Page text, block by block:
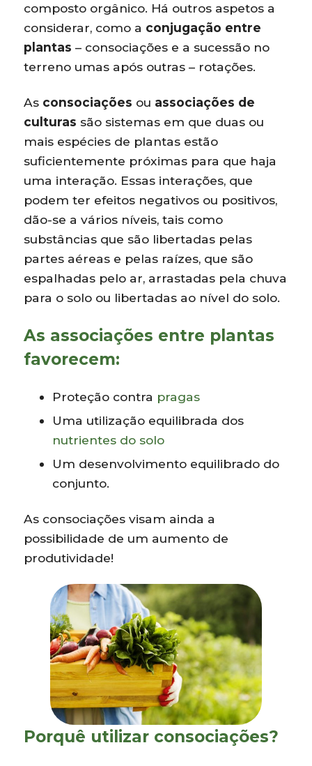
composto orgânico. Há outros aspetos a
considerar, como a conjugação entre
plantas – consociações e a sucessão no
terreno umas após outras – rotações.
As consociações ou associações de
culturas são sistemas em que duas ou
mais espécies de plantas estão
suficientemente próximas para que haja
uma interação. Essas interações, que
podem ter efeitos negativos ou positivos,
dão-se a vários níveis, tais como
substâncias que são libertadas pelas
partes aéreas e pelas raízes, que são
espalhadas pelo ar, arrastadas pela chuva
para o solo ou libertadas ao nível do solo.
As associações entre plantas
favorecem:
Proteção contra pragas
Uma utilização equilibrada dos
nutrientes do solo
Um desenvolvimento equilibrado do
conjunto.
As consociações visam ainda a
possibilidade de um aumento de
produtividade!
Porquê utilizar consociações?